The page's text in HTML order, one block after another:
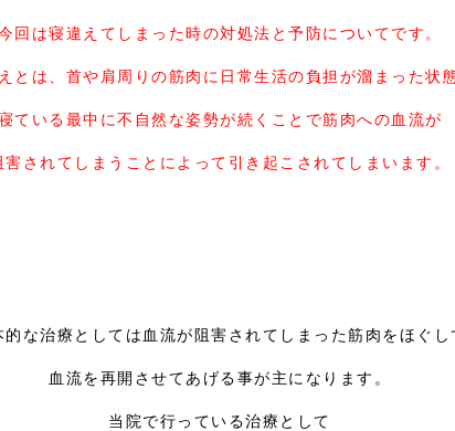
回は寝違えてしまった時の対処法と予防についてです。
とは、首や肩周りの筋肉に日常生活の負担が溜まった状
ている最中に不自然な姿勢が続くことで筋肉への血流が
害されてしまうことによって引き起こされてしまいます。
的な治療としては血流が阻害されてしまった筋肉をほぐし
血流を再開させてあげる事が主になります。
当院で行っている治療として